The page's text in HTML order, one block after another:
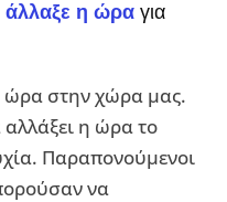
άλλαξε η ώρα για
ώρα στην χώρα μας.
αλλάξει η ώρα το
Παραπονούμενοι
να